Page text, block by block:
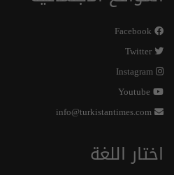
اختار اللغة